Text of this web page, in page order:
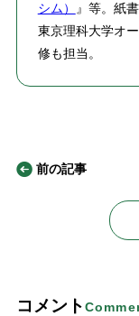
シム）
』等。紙
東京理科大学オ
修も担当。
前の記事
コメント